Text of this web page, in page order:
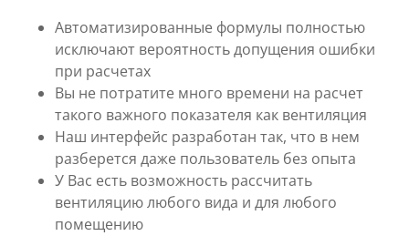
Автоматизированные формулы полностью
исключают вероятность допущения ошибки
при расчетах
Вы не потратите много времени на расчет
такого важного показателя как вентиляция
Наш интерфейс разработан так, что в нем
разберется даже пользователь без опыта
У Вас есть возможность рассчитать
вентиляцию любого вида и для любого
помещению